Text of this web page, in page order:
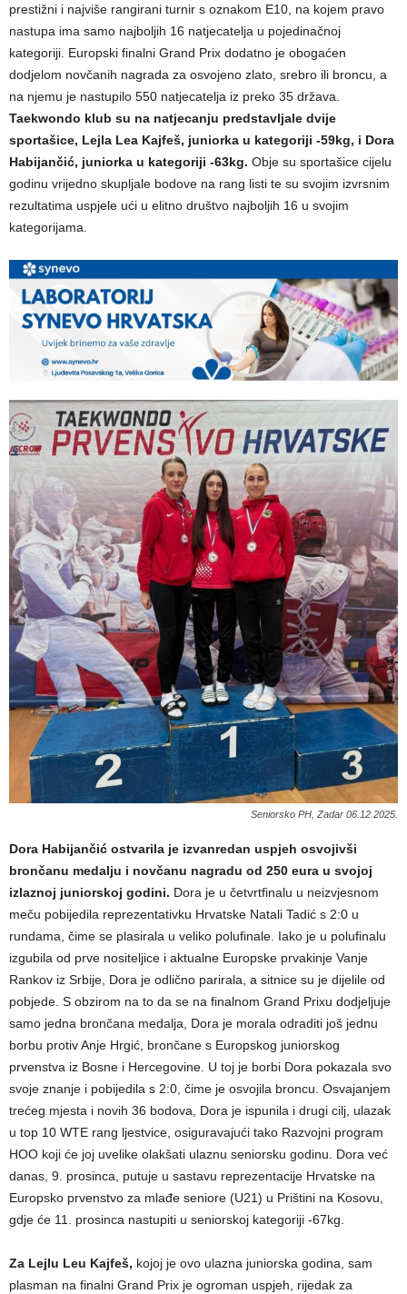
prestižni i najviše rangirani turnir s oznakom E10, na kojem pravo
nastupa ima samo najboljih 16 natjecatelja u pojedinačnoj
kategoriji. Europski finalni Grand Prix dodatno je obogaćen
dodjelom novčanih nagrada za osvojeno zlato, srebro ili broncu, a
na njemu je nastupilo 550 natjecatelja iz preko 35 država.
Taekwondo klub su na natjecanju predstavljale dvije
sportašice, Lejla Lea Kajfeš, juniorka u kategoriji -59kg, i Dora
Habijančić, juniorka u kategoriji -63kg. Obje su sportašice cijelu
godinu vrijedno skupljale bodove na rang listi te su svojim izvrsnim
rezultatima uspjele ući u elitno društvo najboljih 16 u svojim
kategorijama.
Seniorsko PH, Zadar 06.12.2025.
Dora Habijančić ostvarila je izvanredan uspjeh osvojivši
brončanu medalju i novčanu nagradu od 250 eura u svojoj
izlaznoj juniorskoj godini. Dora je u četvrtfinalu u neizvjesnom
meču pobijedila reprezentativku Hrvatske Natali Tadić s 2:0 u
rundama, čime se plasirala u veliko polufinale. Iako je u polufinalu
izgubila od prve nositeljice i aktualne Europske prvakinje Vanje
Rankov iz Srbije, Dora je odlično parirala, a sitnice su je dijelile od
pobjede. S obzirom na to da se na finalnom Grand Prixu dodjeljuje
samo jedna brončana medalja, Dora je morala odraditi još jednu
borbu protiv Anje Hrgić, brončane s Europskog juniorskog
prvenstva iz Bosne i Hercegovine. U toj je borbi Dora pokazala svo
svoje znanje i pobijedila s 2:0, čime je osvojila broncu. Osvajanjem
trećeg mjesta i novih 36 bodova, Dora je ispunila i drugi cilj, ulazak
u top 10 WTE rang ljestvice, osiguravajući tako Razvojni program
HOO koji će joj uvelike olakšati ulaznu seniorsku godinu. Dora već
danas, 9. prosinca, putuje u sastavu reprezentacije Hrvatske na
Europsko prvenstvo za mlađe seniore (U21) u Prištini na Kosovu,
gdje će 11. prosinca nastupiti u seniorskoj kategoriji -67kg.
Za Lejlu Leu Kajfeš, kojoj je ovo ulazna juniorska godina, sam
plasman na finalni Grand Prix je ogroman uspjeh, rijedak za